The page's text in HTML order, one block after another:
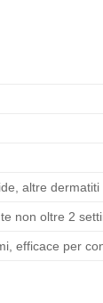
altre dermatiti
non oltre 2
efficace per